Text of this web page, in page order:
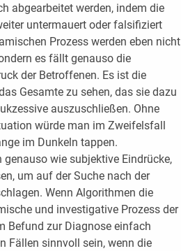
abgearbeitet werden, indem die
untermauert oder falsifiziert
Prozess werden eben nicht
es fällt genauso die
der Betroffenen. Es ist die
Gesamte zu sehen, das sie dazu
auszuschließen. Ohne
würde man im Zweifelsfall
im Dunkeln tappen.
wie subjektive Eindrücke,
um auf der Suche nach der
Wenn Algorithmen die
und investigative Prozess der
Befund zur Diagnose einfach
Fällen sinnvoll sein, wenn die